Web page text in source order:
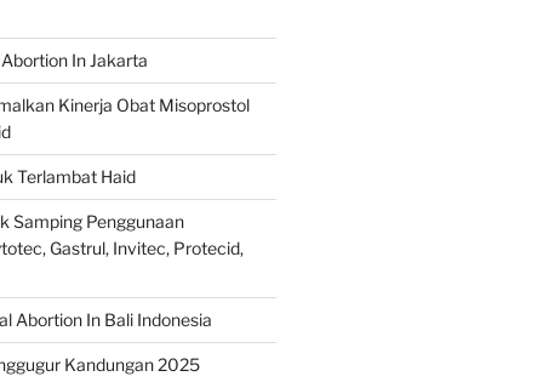
In Jakarta
Kinerja Obat Misoprostol
Terlambat Haid
Samping Penggunaan
Gastrul, Invitec, Protecid,
Abortion In Bali Indonesia
Kandungan 2025